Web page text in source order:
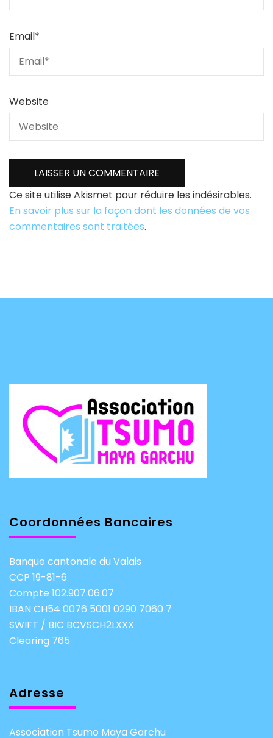
Email*
Website
Ce site utilise Akismet pour réduire les indésirables.
En savoir plus sur la façon dont les données de vos
commentaires sont traitées.
Coordonnées Bancaires
Banque cantonale du Valais
CCP 19-81-6
Compte 102.907.06.07
IBAN CH54 0076 5001 0290 7060 7
SWIFT / BIC BCVSCH2LXXX
Clearing 765
Adresse
Association Tsumo Maya Garchu